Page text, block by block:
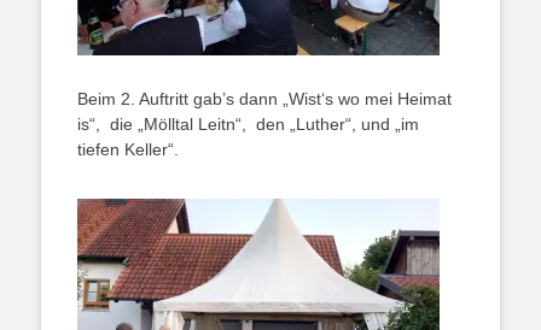
Beim 2. Auftritt gab’s dann „Wist‘s wo mei Heimat
is“, die „Mölltal Leitn“, den „Luther“, und „im
tiefen Keller“.